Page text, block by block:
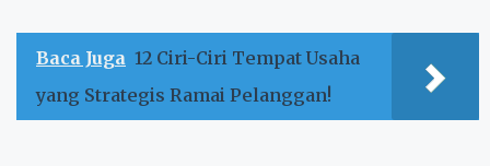
Baca Juga 12 Ciri-Ciri Tempat Usaha
yang Strategis Ramai Pelanggan!